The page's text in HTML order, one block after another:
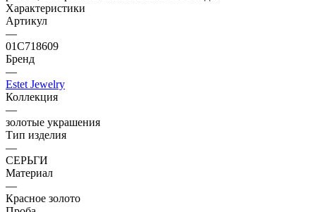
Характеристики
Артикул
—
01С718609
Бренд
—
Estet Jewelry
Коллекция
—
золотые украшения
Тип изделия
—
СЕРЬГИ
Материал
—
Красное золото